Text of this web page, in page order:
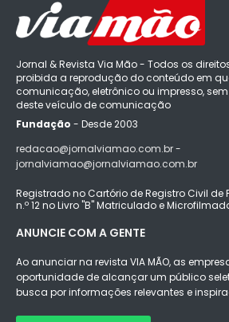
Jornal & Revista Via Mão - Todos os
proibida a reprodução do conteúdo em
comunicação, eletrônico ou impresso,
deste veículo de comunicação
Fundação - Desde 2003
redacao@jornalviamao.com.br -
jornalviamao@jornalviamao.com.br
Registrado no Cartório de Registro Civil de
n.º 12 no Livro "B" Matriculado e
ANUNCIE COM A GENTE
Ao anunciar na revista VIA MÃO, as
oportunidade de alcançar um público
busca por informações relevantes e